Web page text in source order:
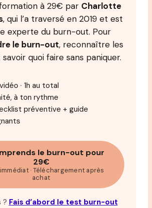
à 29€ par Charlotte
, qui l’a traversé en 2019 et est
experte du burn-out. Pour
le burn-out, reconnaître les
quoi faire sans paniquer.
· 1h au total
à ton rythme
préventive + guide
le burn-out pour
29€
· Téléchargement après
achat
? Fais d’abord le test burn-out